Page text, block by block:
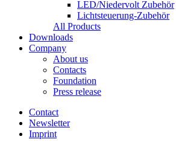
LED/Niedervolt Zubehör
Lichtsteuerung-Zubehör
All Products
Downloads
Company
About us
Contacts
Foundation
Press release
Contact
Newsletter
Imprint